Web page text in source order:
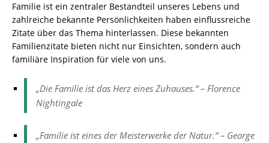
Familie ist ein zentraler Bestandteil unseres Lebens und
zahlreiche bekannte Persönlichkeiten haben einflussreiche
Zitate über das Thema hinterlassen. Diese bekannten
Familienzitate bieten nicht nur Einsichten, sondern auch
familiäre Inspiration für viele von uns.
„Die Familie ist das Herz eines Zuhauses.“ – Florence
Nightingale
„Familie ist eines der Meisterwerke der Natur.“ – George